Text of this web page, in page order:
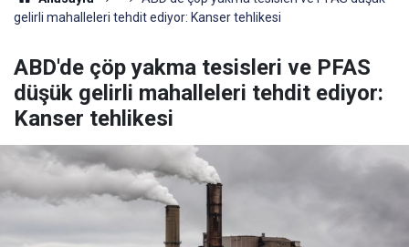
gelirli mahalleleri tehdit ediyor: Kanser tehlikesi
ABD'de çöp yakma tesisleri ve PFAS
düşük gelirli mahalleleri tehdit ediyor:
Kanser tehlikesi